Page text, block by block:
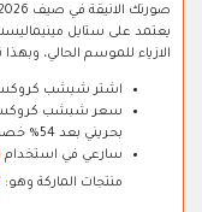
يعتمد على ستايل
الازياء للموسم الحالي،
اشتر شبشب كروكس
بحريني بعد 54% خصم كروكس البحرين لصيف 2026
سارعي في استخدام
منتجات الماركة وهو: